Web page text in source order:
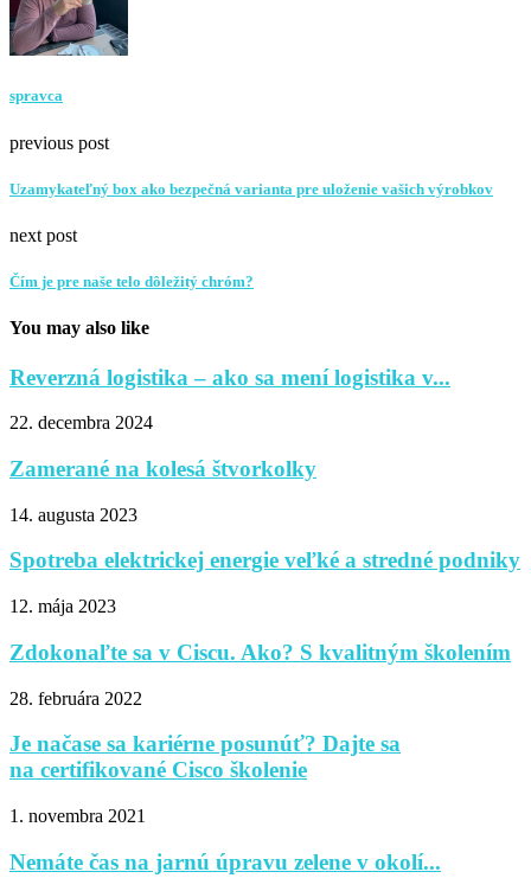
spravca
previous post
Uzamykateľný box ako bezpečná varianta pre uloženie vašich výrobkov
next post
Čím je pre naše telo dôležitý chróm?
You may also like
Reverzná logistika – ako sa mení logistika v...
22. decembra 2024
Zamerané na kolesá štvorkolky
14. augusta 2023
Spotreba elektrickej energie veľké a stredné podniky
12. mája 2023
Zdokonaľte sa v Ciscu. Ako? S kvalitným školením
28. februára 2022
Je načase sa kariérne posunúť? Dajte sa
na certifikované Cisco školenie
1. novembra 2021
Nemáte čas na jarnú úpravu zelene v okolí...